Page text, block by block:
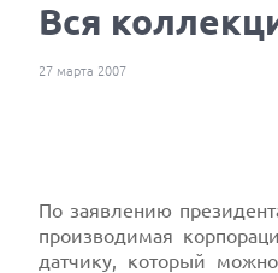
Вся
27 марта 2007
По заявлению
производимая
датчику, который